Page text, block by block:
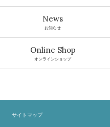
News
お知らせ
Online Shop
オンラインショップ
サイトマップ